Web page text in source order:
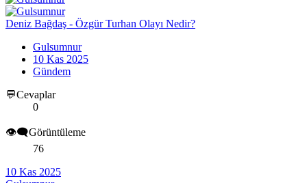
Deniz Bağdaş - Özgür Turhan Olayı Nedir?
Gulsumnur
10 Kas 2025
Gündem
💬Cevaplar
0
👁️‍🗨️Görüntüleme
76
10 Kas 2025